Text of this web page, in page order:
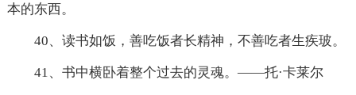
本的东西。
40、读书如饭，善吃饭者长精神，不善吃者生疾玻。
41、书中横卧着整个过去的灵魂。——托·卡莱尔